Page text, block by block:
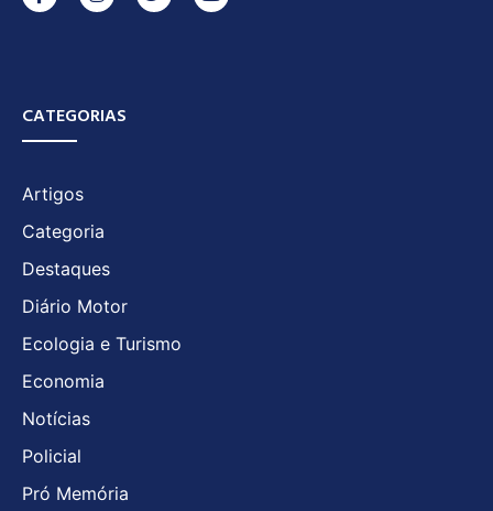
CATEGORIAS
Artigos
Categoria
Destaques
Diário Motor
Ecologia e Turismo
Economia
Notícias
Policial
Pró Memória